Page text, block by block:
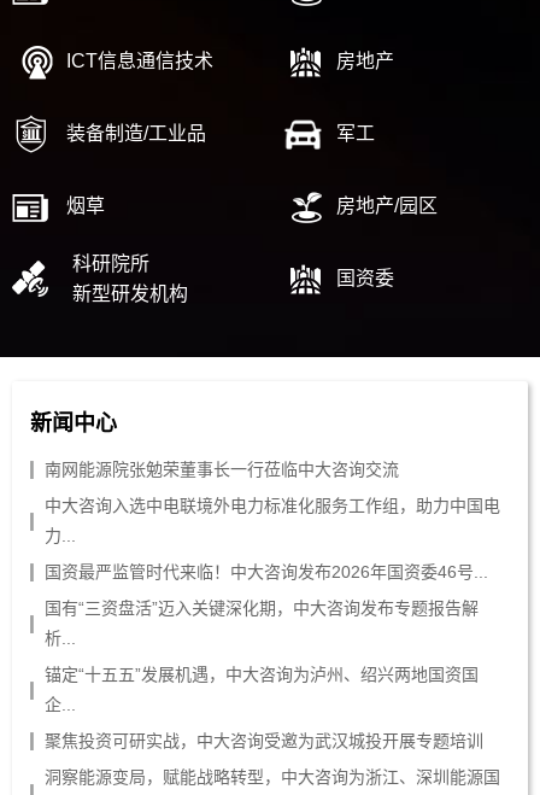
ICT信息通信技术 房地产
装备制造/工业品 军工
烟草 房地产/园区
科研院所
新型研发机构
国资委
新闻中心
南网能源院张勉荣董事长一行莅临中大咨询交流
中大咨询入选中电联境外电力标准化服务工作组，助力中国电
力...
国资最严监管时代来临！中大咨询发布2026年国资委46号...
国有“三资盘活”迈入关键深化期，中大咨询发布专题报告解
析...
锚定“十五五”发展机遇，中大咨询为泸州、绍兴两地国资国
企...
聚焦投资可研实战，中大咨询受邀为武汉城投开展专题培训
洞察能源变局，赋能战略转型，中大咨询为浙江、深圳能源国